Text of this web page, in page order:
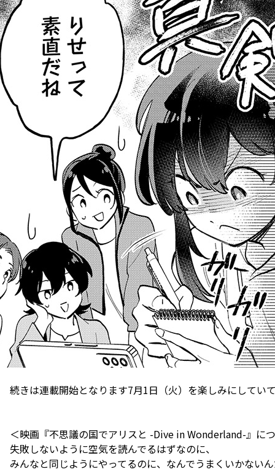
続きは連載開始となります7月1日（火）を楽しみにしてい
＜映画『不思議の国でアリスと -Dive in Wonderland-』に
失敗しないように空気を読んでるはずなのに、
みんなと同じようにやってるのに、なんでうまくいかないん